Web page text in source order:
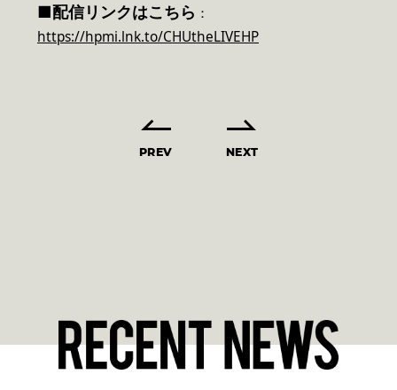
■配信リンクはこちら ：
https://hpmi.lnk.to/CHUtheLIVEHP
PREV NEXT